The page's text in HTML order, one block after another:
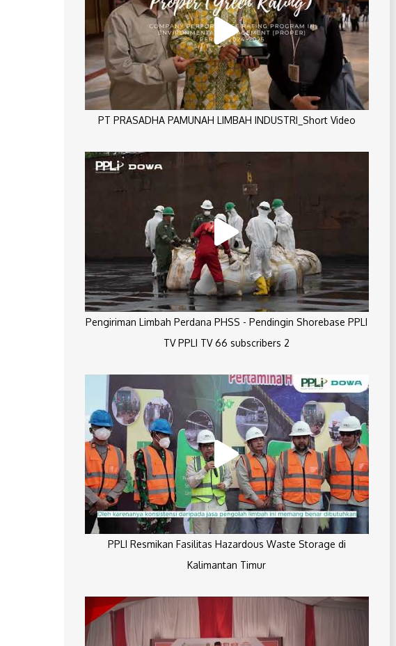
PT PRASADHA PAMUNAH LIMBAH INDUSTRI_Short Video
Pengiriman Limbah Perdana PHSS - Pendingin Shorebase PPLI
TV PPLI TV 66 subscribers 2
PPLI Resmikan Fasilitas Hazardous Waste Storage di
Kalimantan Timur